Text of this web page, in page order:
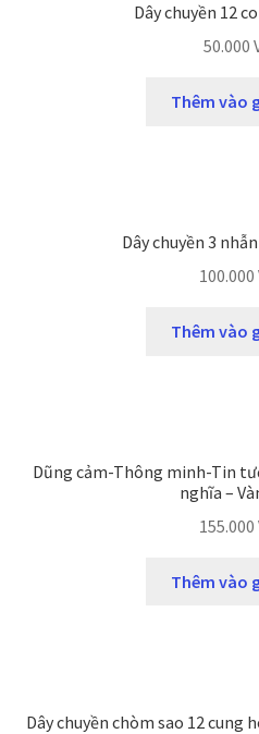
Dây chuyền 12
50.000
Thêm vào
Dây chuyền 3
100.000
Thêm vào
Dũng cảm-Thông minh-Tin
nghĩa –
155.000
Thêm vào
Dây chuyền chòm sao 12 cung